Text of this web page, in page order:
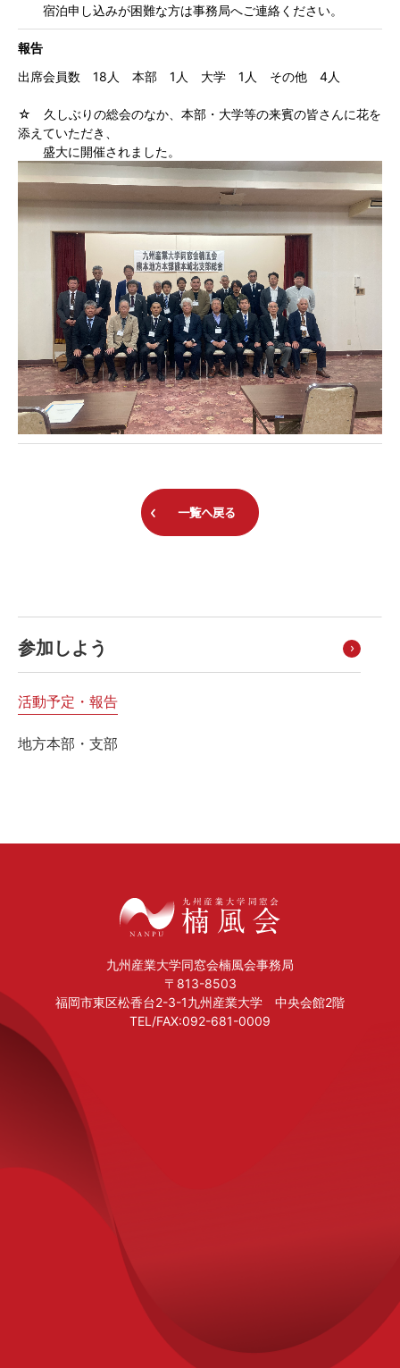
参加しよう
活動予定・報告
地方本部・支部
宿泊申し込みが困難な方は事務局へご連絡ください。
報告
出席会員数 18人 本部 1人 大学 1人 その他 4人
☆ 久しぶりの総会のなか、本部・大学等の来賓の皆さんに花を
添えていただき、
盛大に開催されました。
一覧へ戻る
九州産業大学同窓会楠風会事務局
〒813-8503
福岡市東区松香台2-3-1九州産業大学 中央会館2階
TEL/FAX:092-681-0009